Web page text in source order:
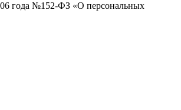
года №152-ФЗ «О персональных